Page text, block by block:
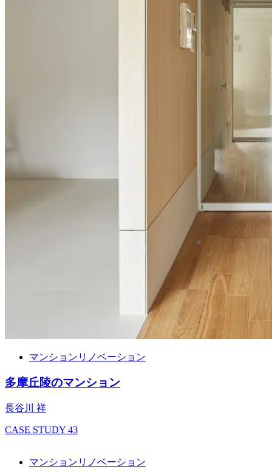
マンションリノベーション
多摩丘陵のマンション
長谷川 祥
CASE STUDY 43
マンションリノベーション